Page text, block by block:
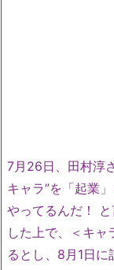
7月26日、田村淳
キャラ”を「起業
やってるんだ！
した上で、＜キャ
るとし、8月1日に